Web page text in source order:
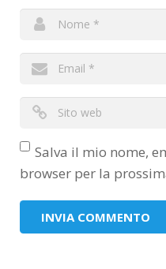
Salva il mio nome,
browser per la